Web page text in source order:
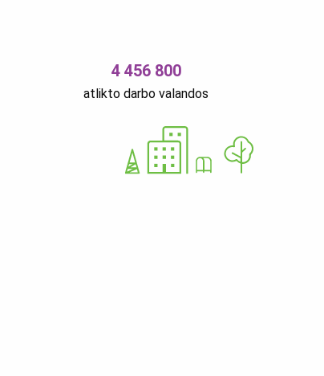
4 456 800
atlikto darbo valandos